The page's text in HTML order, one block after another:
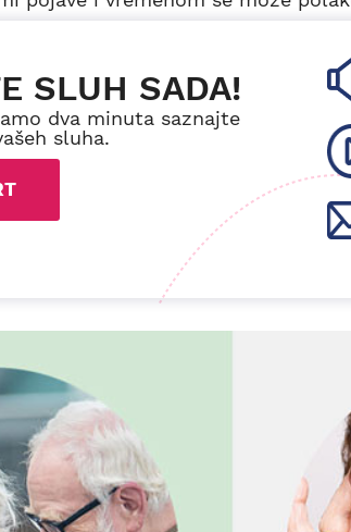
SLUH SADA!
dva minuta saznajte
sluha.